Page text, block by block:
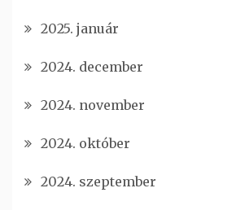
2025. január
2024. december
2024. november
2024. október
2024. szeptember